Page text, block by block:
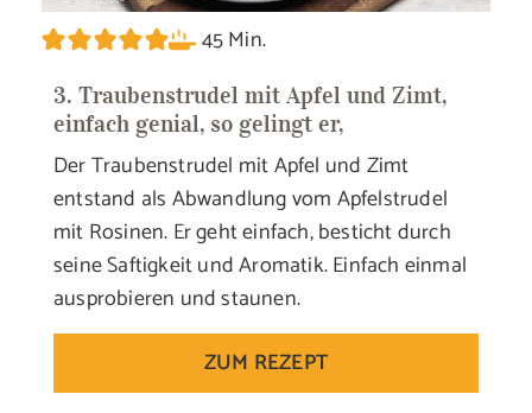
45Minuten
Min.
3. Traubenstrudel mit Apfel und Zimt,
einfach genial, so gelingt er,
Der Traubenstrudel mit Apfel und Zimt
entstand als Abwandlung vom Apfelstrudel
mit Rosinen. Er geht einfach, besticht durch
seine Saftigkeit und Aromatik. Einfach einmal
ausprobieren und staunen.
ZUM REZEPT